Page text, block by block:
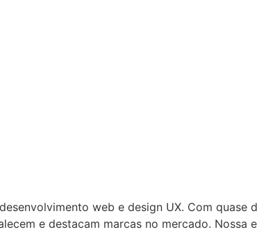
web e design UX. Com quase
e destacam marcas no mercado. Nossa